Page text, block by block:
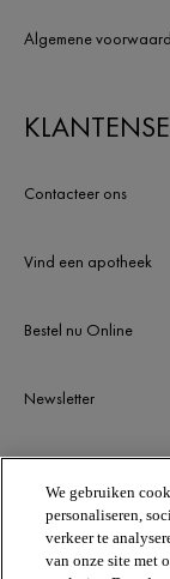
Algemene
Contacteer ons
Vind een apotheek
Bestel nu Online
Newsletter
BLIJF OP
We gebruiken
personaliseren,
verkeer te
van onze site met